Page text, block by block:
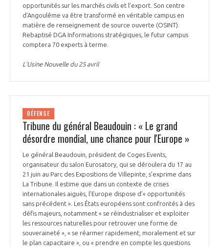
opportunités sur les marchés civils et l’export. Son centre
d’Angoulême va être transformé en véritable campus en
matière de renseignement de source ouverte (OSINT).
Rebaptisé DGA Informations stratégiques, le futur campus
comptera 70 experts à terme.
L’Usine Nouvelle du 25 avril
DÉFENSE
Tribune du général Beaudouin : « Le grand
désordre mondial, une chance pour l'Europe »
Le général Beaudouin, président de Coges Events,
organisateur du salon Eurosatory, qui se déroulera du 17 au
21 juin au Parc des Expositions de Villepinte, s’exprime dans
La Tribune. Il estime que dans un contexte de crises
internationales aiguës, l'Europe dispose d’« opportunités
sans précédent ». Les États européens sont confrontés à des
défis majeurs, notamment « se réindustrialiser et exploiter
les ressources naturelles pour retrouver une forme de
souveraineté », « se réarmer rapidement, moralement et sur
le plan capacitaire », ou « prendre en compte les questions